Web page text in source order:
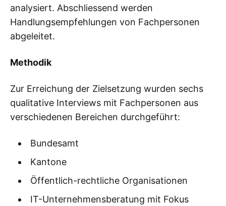
analysiert. Abschliessend werden
Handlungsempfehlungen von Fachpersonen
abgeleitet.
Methodik
Zur Erreichung der Zielsetzung wurden sechs
qualitative Interviews mit Fachpersonen aus
verschiedenen Bereichen durchgeführt:
Bundesamt
Kantone
Öffentlich-rechtliche Organisationen
IT-Unternehmensberatung mit Fokus